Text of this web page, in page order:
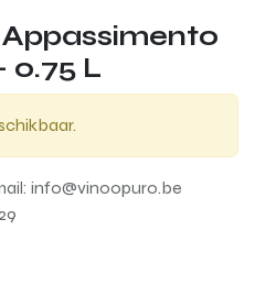
0.75 L
info@vinoopuro.be